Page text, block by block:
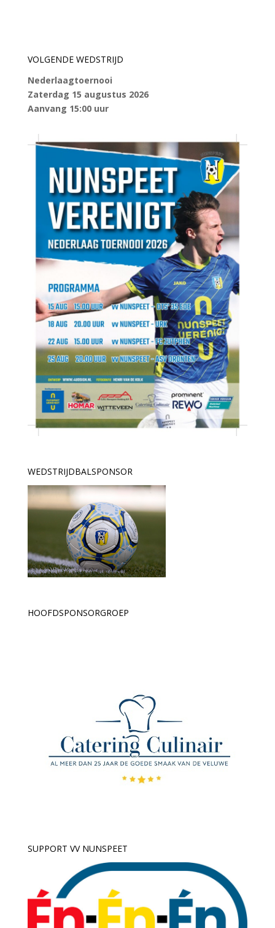
VOLGENDE WEDSTRIJD
Nederlaagtoernooi
Zaterdag 15 augustus 2026
Aanvang 15:00 uur
WEDSTRIJDBALSPONSOR
HOOFDSPONSORGROEP
SUPPORT VV NUNSPEET